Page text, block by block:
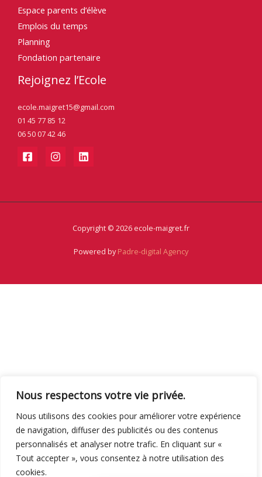
Nous respectons votre vie privée.
Nous utilisons des cookies pour améliorer votre expérience
de navigation, diffuser des publicités ou des contenus
personnalisés et analyser notre trafic. En cliquant sur «
Tout accepter », vous consentez à notre utilisation des
cookies.
Espace parents d’élève
Emplois du temps
Planning
Fondation partenaire
Rejoignez l’Ecole
ecole.maigret15@gmail.com
01 45 77 85 12
06 50 07 42 46
Copyright © 2026 ecole-maigret.fr
Powered byPadre-digital Agency